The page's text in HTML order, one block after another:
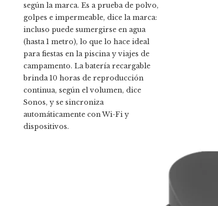
según la marca. Es a prueba de polvo,
golpes e impermeable, dice la marca:
incluso puede sumergirse en agua
(hasta 1 metro), lo que lo hace ideal
para fiestas en la piscina y viajes de
campamento. La batería recargable
brinda 10 horas de reproducción
continua, según el volumen, dice
Sonos, y se sincroniza
automáticamente con Wi-Fi y
dispositivos.